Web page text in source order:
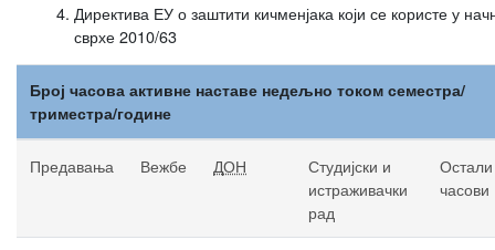
Директива ЕУ о заштити кичменјака који се користе у
сврхе 2010/63
Број часова активне наставе недељно током семестра/
триместра/године
Предавања Вежбе ДОН
Студијски и
истраживачки
рад
Остали
часови